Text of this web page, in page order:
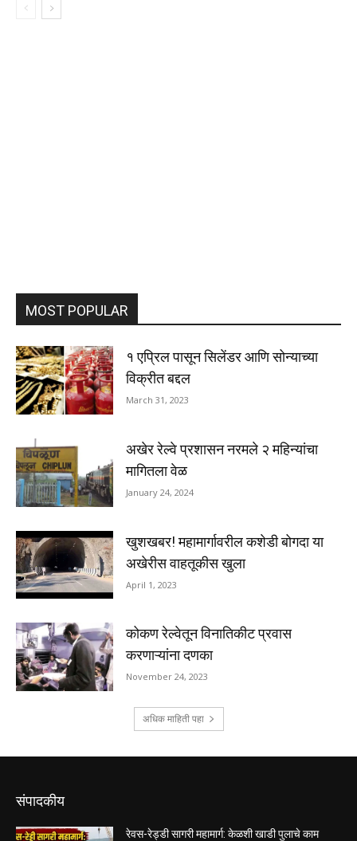
संपादकीय
रेवस-रेड्डी सागरी महामार्ग: केळशी खाडी पुलाचे काम